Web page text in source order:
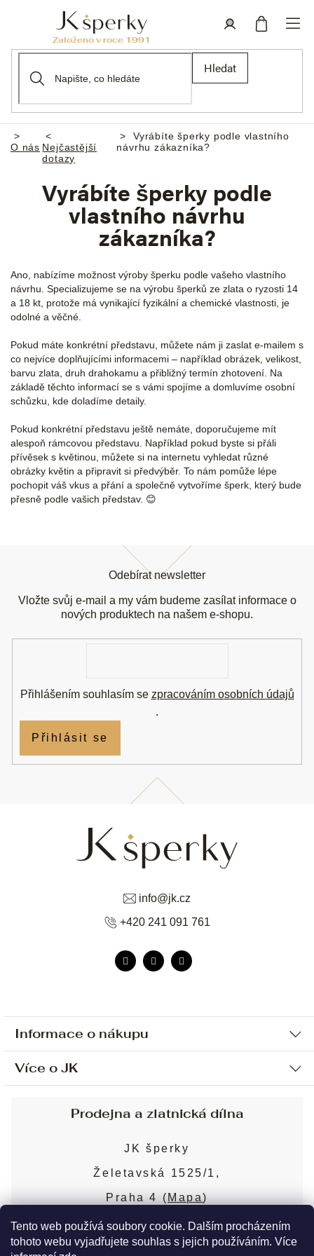
Tento web používá soubory cookie. Dalším procházením
tohoto webu vyjadřujete souhlas s jejich používáním. Více
Hledat
Domů
O nás Nejčastější
dotazy
Vyrábíte šperky podle vlastního
návrhu zákazníka?
Vyrábíte šperky podle
vlastního návrhu
zákazníka?
Ano, nabízíme možnost výroby šperku podle vašeho vlastního
návrhu. Specializujeme se na výrobu šperků ze zlata o ryzosti 14
a 18 kt, protože má vynikající fyzikální a chemické vlastnosti, je
odolné a věčné.
Pokud máte konkrétní představu, můžete nám ji zaslat e-mailem s
co nejvíce doplňujícími informacemi – například obrázek, velikost,
barvu zlata, druh drahokamu a přibližný termín zhotovení. Na
základě těchto informací se s vámi spojíme a domluvíme osobní
schůzku, kde doladíme detaily.
Pokud konkrétní představu ještě nemáte, doporučujeme mít
alespoň rámcovou představu. Například pokud byste si přáli
přívěsek s květinou, můžete si na internetu vyhledat různé
obrázky květin a připravit si předvýběr. To nám pomůže lépe
pochopit váš vkus a přání a společně vytvoříme šperk, který bude
přesně podle vašich představ. 😊
Informace o nákupu
Ochrana osobních údajů
Sjednání osobní schůzky
Obchodní podmínky
Puncovní značky
Více o JK
Blog
Nejčastější dotazy
info@jk.cz
+420 241 091 761
Odebírat newsletter
Vložte svůj e-mail a my vám budeme zasílat informace o
nových produktech na našem e-shopu.
Přihlášením souhlasím se zpracováním osobních údajů
.
Přihlásit se
Prodejna a zlatnická dílna
JK šperky
Želetavská 1525/1,
Praha 4 ( Mapa)
Více o prodejně